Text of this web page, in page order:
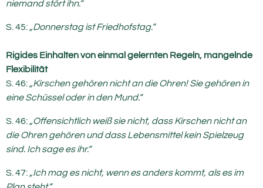
niemand stört ihn.“
S. 45: „Donnerstag ist Friedhofstag.“
Rigides Einhalten von einmal gelernten Regeln, mangelnde
Flexibilität
S. 46: „Kirschen gehören nicht an die Ohren! Sie gehören in
eine Schüssel oder in den Mund.“
S. 46: „Offensichtlich weiß sie nicht, dass Kirschen nicht an
die Ohren gehören und dass Lebensmittel kein Spielzeug
sind. Ich sage es ihr.“
S. 47: „Ich mag es nicht, wenn es anders kommt, als es im